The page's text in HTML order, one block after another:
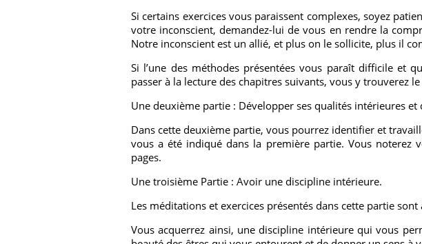
Si certains exercices vous paraissent complexes, soyez
votre inconscient, demandez-lui de vous en rendre la
Notre inconscient est un allié, et plus on le sollicite, plus il
Si l’une des méthodes présentées vous paraît difficile et
passer à la lecture des chapitres suivants, vous y trouverez
Une deuxième partie : Développer ses qualités intérieures et
Dans cette deuxième partie, vous pourrez identifier et
vous a été indiqué dans la première partie. Vous noterez
pages.
Une troisième Partie : Avoir une discipline intérieure.
Les méditations et exercices présentés dans cette partie
Vous acquerrez ainsi, une discipline intérieure qui vous